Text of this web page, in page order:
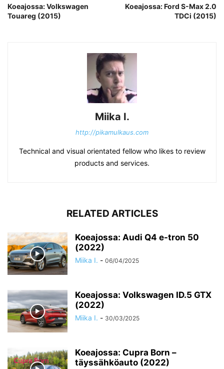
Koeajossa: Volkswagen
Touareg (2015)
Koeajossa: Ford S-Max 2.0
TDCi (2015)
Miika I.
http://pikamulkaus.com
Technical and visual orientated fellow who likes to review
products and services.
RELATED ARTICLES
Koeajossa: Audi Q4 e-tron 50
(2022)
Miika I. - 06/04/2025
Koeajossa: Volkswagen ID.5 GTX
(2022)
Miika I. - 30/03/2025
Koeajossa: Cupra Born –
täyssähköauto (2022)